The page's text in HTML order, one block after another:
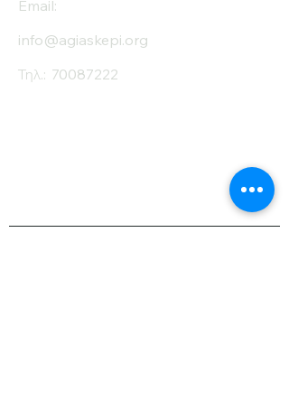
Email:
info@agiaskepi.org
Τηλ.: 70087222